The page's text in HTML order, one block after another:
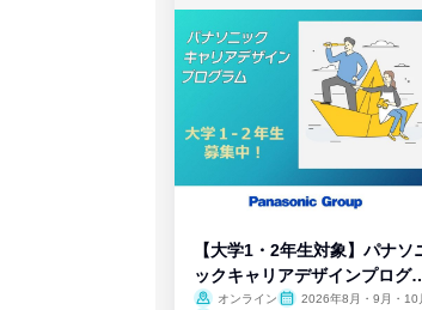
【大学1・2年生対象】パナソ
ックキャリアデザインプログ
ム
オンライン
2026年8月・9月・10